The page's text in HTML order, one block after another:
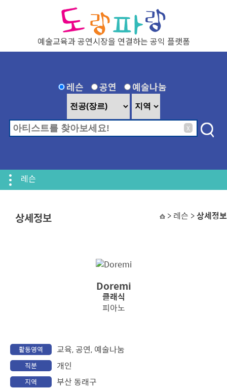
예술교육과 공연시장을 연결하는 공익 플랫폼
레슨 공연 예술나눔
X
레슨
상세정보 > 레슨 >상세정보
Doremi
클래식
피아노
활동영역 교육, 공연, 예술나눔
직분 개인
지역 부산 동래구